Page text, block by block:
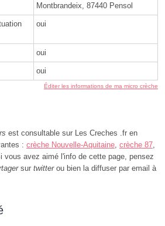
Montbrandeix, 87440 Pensol
oui
oui
oui
Éditer les informations de ma micro crèche
est consultable sur Les Creches .fr en
: crèche Nouvelle-Aquitaine crèche 87
vous avez aimé l'info de cette page, pensez
sur twitterou bien la diffuser par email à